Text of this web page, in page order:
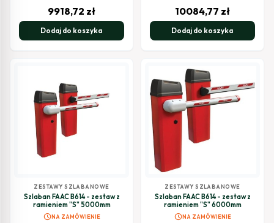
9918,72 zł
Dodaj do koszyka
10084,77 zł
Dodaj do koszyka
ZESTAWY SZLABANOWE
Szlaban FAAC B614 - zestaw z
ramieniem "S" 5000mm
scheduleNA ZAMÓWIENIE
ZESTAWY SZLABANOWE
Szlaban FAAC B614 - zestaw z
ramieniem "S" 6000mm
scheduleNA ZAMÓWIENIE